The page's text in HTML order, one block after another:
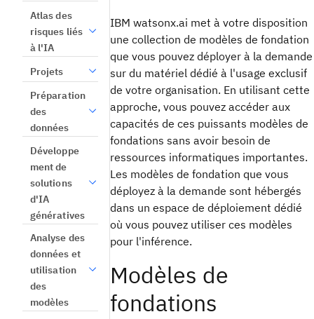
Atlas des
risques liés
à l'IA
Projets
Préparation
des
données
Développe
ment de
solutions
d'IA
génératives
Analyse des
données et
utilisation
des
modèles
IBM watsonx.ai met à votre disposition
une collection de modèles de fondation
que vous pouvez déployer à la demande
sur du matériel dédié à l'usage exclusif
de votre organisation. En utilisant cette
approche, vous pouvez accéder aux
capacités de ces puissants modèles de
fondations sans avoir besoin de
ressources informatiques importantes.
Les modèles de fondation que vous
déployez à la demande sont hébergés
dans un espace de déploiement dédié
où vous pouvez utiliser ces modèles
pour l'inférence.
Modèles de
fondations